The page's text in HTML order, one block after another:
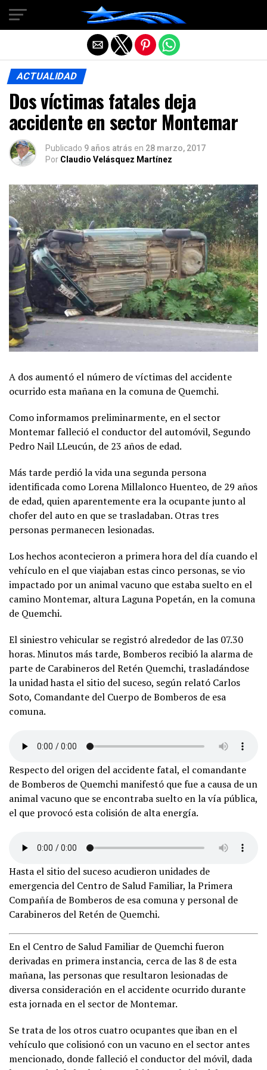
ACTUALIDAD
Dos víctimas fatales deja
accidente en sector Montemar
Publicado 9 años atrás en 28 marzo, 2017
Por Claudio Velásquez Martínez
A dos aumentó el número de víctimas del accidente
ocurrido esta mañana en la comuna de Quemchi.
Como informamos preliminarmente, en el sector
Montemar falleció el conductor del automóvil, Segundo
Pedro Nail LLeucún, de 23 años de edad.
Más tarde perdió la vida una segunda persona
identificada como Lorena Millalonco Huenteo, de 29 años
de edad, quien aparentemente era la ocupante junto al
chofer del auto en que se trasladaban. Otras tres
personas permanecen lesionadas.
Los hechos acontecieron a primera hora del día cuando el
vehículo en el que viajaban estas cinco personas, se vio
impactado por un animal vacuno que estaba suelto en el
camino Montemar, altura Laguna Popetán, en la comuna
de Quemchi.
El siniestro vehicular se registró alrededor de las 07.30
horas. Minutos más tarde, Bomberos recibió la alarma de
parte de Carabineros del Retén Quemchi, trasladándose
la unidad hasta el sitio del suceso, según relató Carlos
Soto, Comandante del Cuerpo de Bomberos de esa
comuna.
Respecto del origen del accidente fatal, el comandante
de Bomberos de Quemchi manifestó que fue a causa de un
animal vacuno que se encontraba suelto en la vía pública,
el que provocó esta colisión de alta energía.
Hasta el sitio del suceso acudieron unidades de
emergencia del Centro de Salud Familiar, la Primera
Compañía de Bomberos de esa comuna y personal de
Carabineros del Retén de Quemchi.
En el Centro de Salud Familiar de Quemchi fueron
derivadas en primera instancia, cerca de las 8 de esta
mañana, las personas que resultaron lesionadas de
diversa consideración en el accidente ocurrido durante
esta jornada en el sector de Montemar.
Se trata de los otros cuatro ocupantes que iban en el
vehículo que colisionó con un vacuno en el sector antes
mencionado, donde falleció el conductor del móvil, dada
Salir de la versión móvil